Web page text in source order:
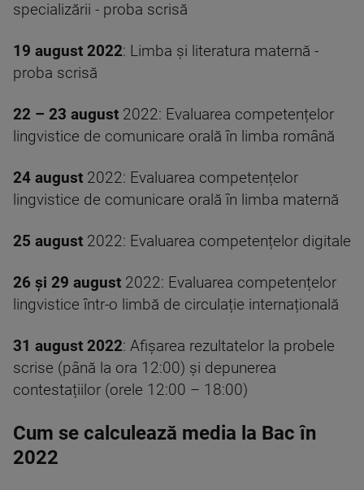
specializării - proba scrisă
19 august 2022: Limba și literatura maternă -
proba scrisă
22 – 23 august 2022: Evaluarea competențelor
lingvistice de comunicare orală în limba română
24 august 2022: Evaluarea competențelor
lingvistice de comunicare orală în limba maternă
25 august 2022: Evaluarea competențelor digitale
26 și 29 august 2022: Evaluarea competențelor
lingvistice într-o limbă de circulație internațională
31 august 2022: Afișarea rezultatelor la probele
scrise (până la ora 12:00) și depunerea
contestațiilor (orele 12:00 – 18:00)
Cum se calculează media la Bac în
2022